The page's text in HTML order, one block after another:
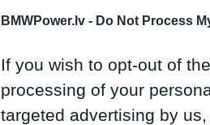
BMWPower.lv - Do Not Process
If you wish to opt-out of
processing of your
targeted advertising by